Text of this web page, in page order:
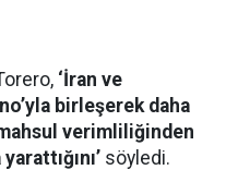
‘İran ve
birleşerek daha
verimliliğinden
söyledi.